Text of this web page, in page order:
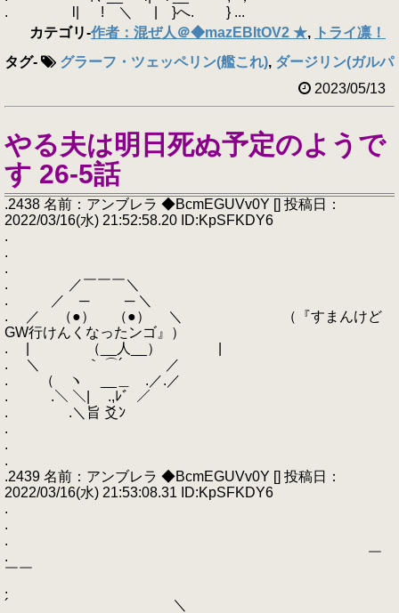
. l| ! ＼ | }へ. } ...
カテゴリ-作者：混ぜ人＠◆mazEBItOV2 ★,
トライ凛！
タグ- グラーフ・ツェッペリン(艦これ), ダージリン(ガルパ
2023/05/13
やる夫は明日死ぬ予定のようで
す 26-5話
.2438 名前：アンブレラ ◆BcmEGUVv0Y [] 投稿日：
2022/03/16(水) 21:52:58.20 ID:KpSFKDY6
.
.
.
. ／￣￣￣＼
. ／ ─ ─ ＼
. ／ （●） （●） ＼ （『すまんけど
GW行けんくなったンゴ』）
. | （__人__） |
. ＼ ｀ ⌒´ ／
. （ ヽ __＿ .／.／
. .＼ ＼| .,ﾚ゛／
. .＼旨 爻ﾝ
.
.
.
.2439 名前：アンブレラ ◆BcmEGUVv0Y [] 投稿日：
2022/03/16(水) 21:53:08.31 ID:KpSFKDY6
.
.
.
. ￣
￣￣
.
´ ＼